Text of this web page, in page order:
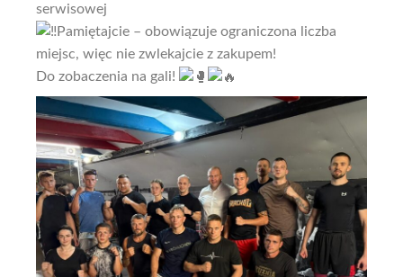
serwisowej
Pamiętajcie – obowiązuje ograniczona liczba
miejsc, więc nie zwlekajcie z zakupem!
Do zobaczenia na gali!